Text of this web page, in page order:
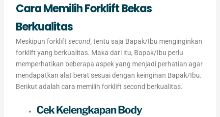
Cara Memilih Forklift Bekas
Berkualitas
Meskipun forklift second, tentu saja Bapak/Ibu menginginkan
forklift yang berkualitas. Maka dari itu, Bapak/Ibu perlu
memperhatikan beberapa aspek yang menjadi perhatian agar
mendapatkan alat berat sesuai dengan keinginan Bapak/Ibu.
Berikut adalah cara memilih forklift second berkualitas.
Cek Kelengkapan Body